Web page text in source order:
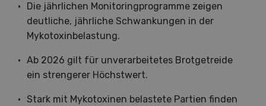
Die jährlichen Monitoringprogramme zeigen
deutliche, jährliche Schwankungen in der
Mykotoxinbelastung.
Ab 2026 gilt für unverarbeitetes Brotgetreide
ein strengerer Höchstwert.
Stark mit Mykotoxinen belastete Partien finden